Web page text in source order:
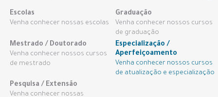
Escolas
Venha conhecer nossas escolas
Graduação
Venha conhecer nossos cursos
de graduação
Mestrado / Doutorado
Venha conhecer nossos cursos
de mestrado
Especialização /
Aperfeiçoamento
Venha conhecer nossos cursos
de atualização e especialização
Pesquisa / Extensão
Venha conhecer nossas